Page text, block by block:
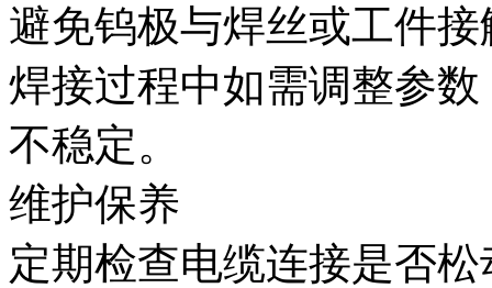
避免钨极与焊丝或工件
焊接过程中如需调整参
不稳定。
维护保养
定期检查电缆连接是否